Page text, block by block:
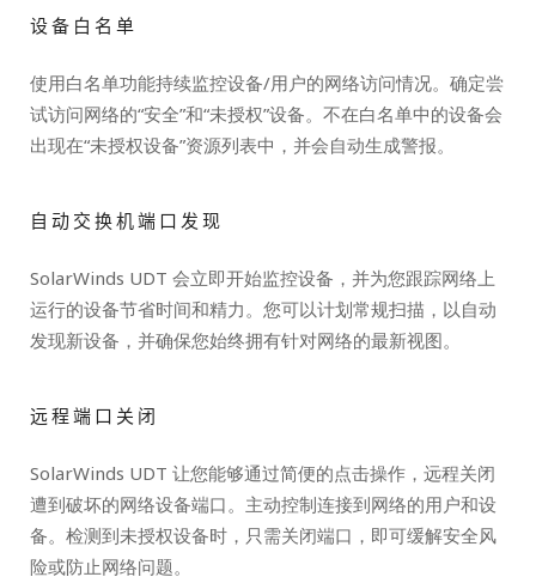
设备白名单
使用白名单功能持续监控设备/用户的网络访问情况。确定尝
试访问网络的“安全”和“未授权”设备。不在白名单中的设备会
出现在“未授权设备”资源列表中，并会自动生成警报。
自动交换机端口发现
SolarWinds UDT 会立即开始监控设备，并为您跟踪网络上
运行的设备节省时间和精力。您可以计划常规扫描，以自动
发现新设备，并确保您始终拥有针对网络的最新视图。
远程端口关闭
SolarWinds UDT 让您能够通过简便的点击操作，远程关闭
遭到破坏的网络设备端口。主动控制连接到网络的用户和设
备。检测到未授权设备时，只需关闭端口，即可缓解安全风
险或防止网络问题。